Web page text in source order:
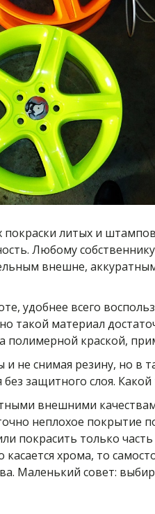
покраски литых и
Любому
внешне,
удобнее всего
такой материал
краской,
снимая резину, но в
защитного слоя. Какой
внешними
неплохое
покрасить только
хрома, то
Маленький совет: